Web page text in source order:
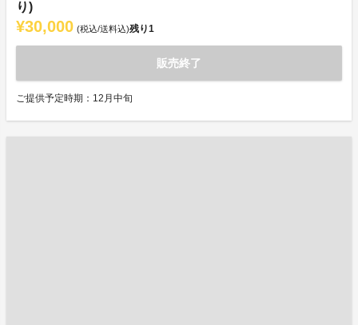
り)
¥30,000 (税込/送料込)残り1
販売終了
ご提供予定時期：12月中旬